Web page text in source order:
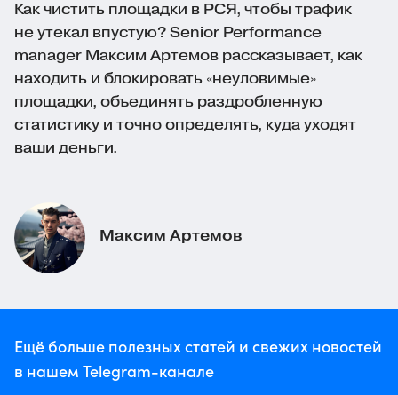
Как чистить площадки в РСЯ, чтобы трафик
не утекал впустую? Senior Performance
manager Максим Артемов рассказывает, как
находить и блокировать «неуловимые»
площадки, объединять раздробленную
статистику и точно определять, куда уходят
ваши деньги.
Максим Артемов
Ещё больше полезных статей и свежих новостей
в нашем Telegram-канале